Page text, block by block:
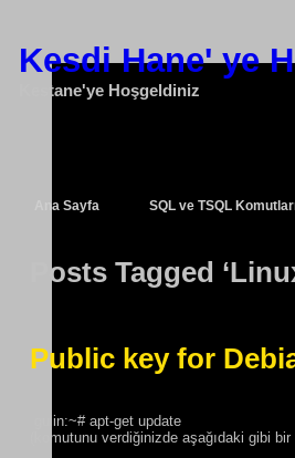
Kesdi Hane' ye
Kestane'ye Hoşgeldiniz
Ana Sayfa SQL ve TSQL
Posts Tagged
Public key for
gulin:~# apt-get update
(komutunu verdiğinizde aşağıdaki gibi